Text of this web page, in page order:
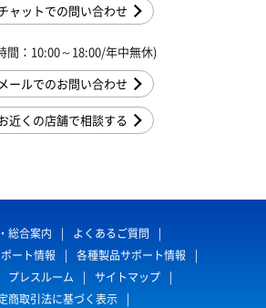
ャットでの問い合わせ
間：10:00～18:00/年中無休)
メールでのお問い合わせ
近くの店舗で相談する
総合案内
よくあるご質問
ート情報
各種製品サポート情報
プレスルーム
サイトマップ
商取引法に基づく表示